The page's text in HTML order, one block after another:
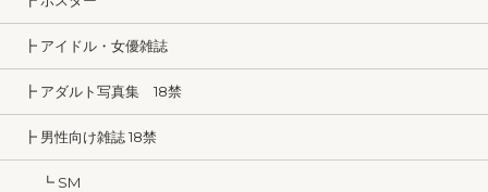
┣ アイドル・女優雑誌
┣ アダルト写真集 18禁
┣ 男性向け雑誌 18禁
┗ SM